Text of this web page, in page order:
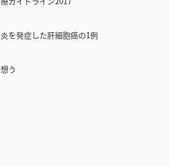
を発症した肝細胞癌の1例
う